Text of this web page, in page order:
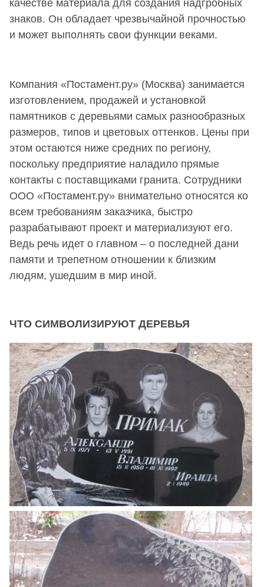
качестве материала для создания надгробных
знаков. Он обладает чрезвычайной прочностью
и может выполнять свои функции веками.
Компания «Постамент.ру» (Москва) занимается
изготовлением, продажей и установкой
памятников с деревьями самых разнообразных
размеров, типов и цветовых оттенков. Цены при
этом остаются ниже средних по региону,
поскольку предприятие наладило прямые
контакты с поставщиками гранита. Сотрудники
ООО «Постамент.ру» внимательно относятся ко
всем требованиям заказчика, быстро
разрабатывают проект и материализуют его.
Ведь речь идет о главном – о последней дани
памяти и трепетном отношении к близким
людям, ушедшим в мир иной.
ЧТО СИМВОЛИЗИРУЮТ ДЕРЕВЬЯ